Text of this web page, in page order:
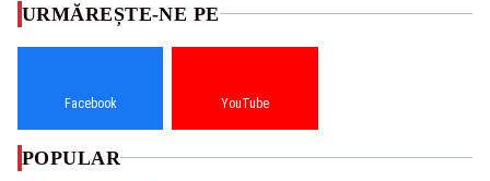
URMĂREȘTE-NE PE
Facebook YouTube
POPULAR